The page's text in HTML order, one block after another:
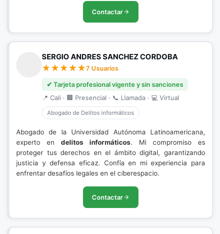
Contactar
SERGIO ANDRES SANCHEZ CORDOBA
7 Usuarios
✔ Tarjeta profesional vigente y sin sanciones
📍 Cali · 🏢 Presencial · 📞 Llamada · 💻 Virtual
Abogado de Delitos informáticos
Abogado de la Universidad Autónoma Latinoamericana,
experto en delitos informáticos. Mi compromiso es
proteger tus derechos en el ámbito digital, garantizando
justicia y defensa eficaz. Confía en mi experiencia para
enfrentar desafíos legales en el ciberespacio.
Contactar